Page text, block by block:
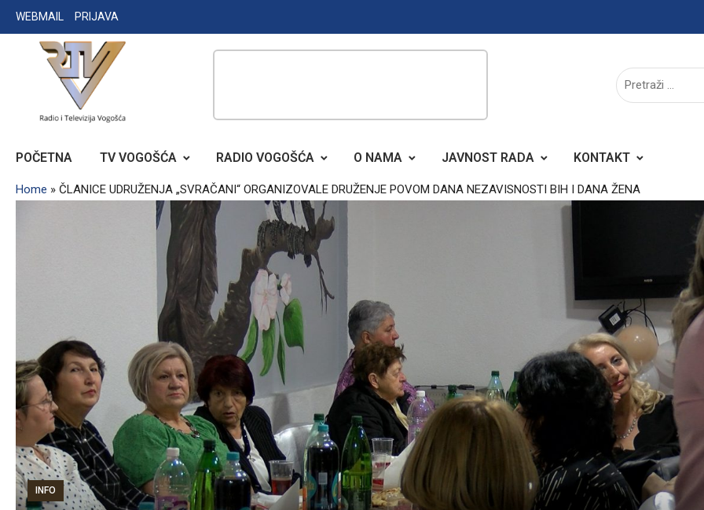
Skip
to
WEBMAIL PRIJAVA
RADIO TELEVIZIJA VOGOŠĆA
POČETNA TV VOGOŠĆA RADIO VOGOŠĆA O NAMA JAVNOST RADA KONTAKT
Home » ČLANICE UDRUŽENJA „SVRAČANI“ ORGANIZOVALE DRUŽENJE POVOM DANA NEZAVISNOSTI BIH I DANA ŽENA
INFO